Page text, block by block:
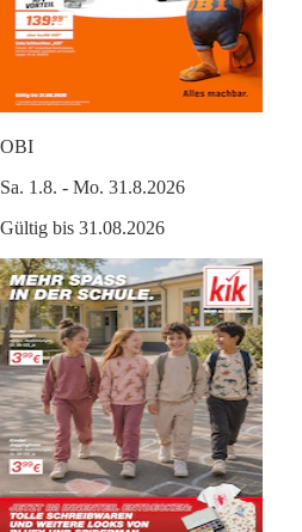
OBI
Sa. 1.8. - Mo. 31.8.2026
Gültig bis 31.08.2026